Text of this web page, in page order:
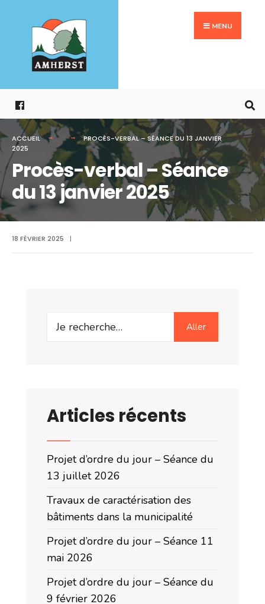
contenu
MENU
ACCUEIL
PROCÈS-VERBAL – SÉANCE DU 13 JANVIER
2025
Procès-verbal – Séance
du 13 janvier 2025
18 FÉVRIER 2025 |
Search
Aller
Articles récents
Projet d’ordre du jour – Séance du
13 juillet 2026
Travaux de caractérisation des
bâtiments dans la municipalité
Projet d’ordre du jour – Séance 11
mai 2026
Projet d’ordre du jour – Séance du
9 février 2026
for: